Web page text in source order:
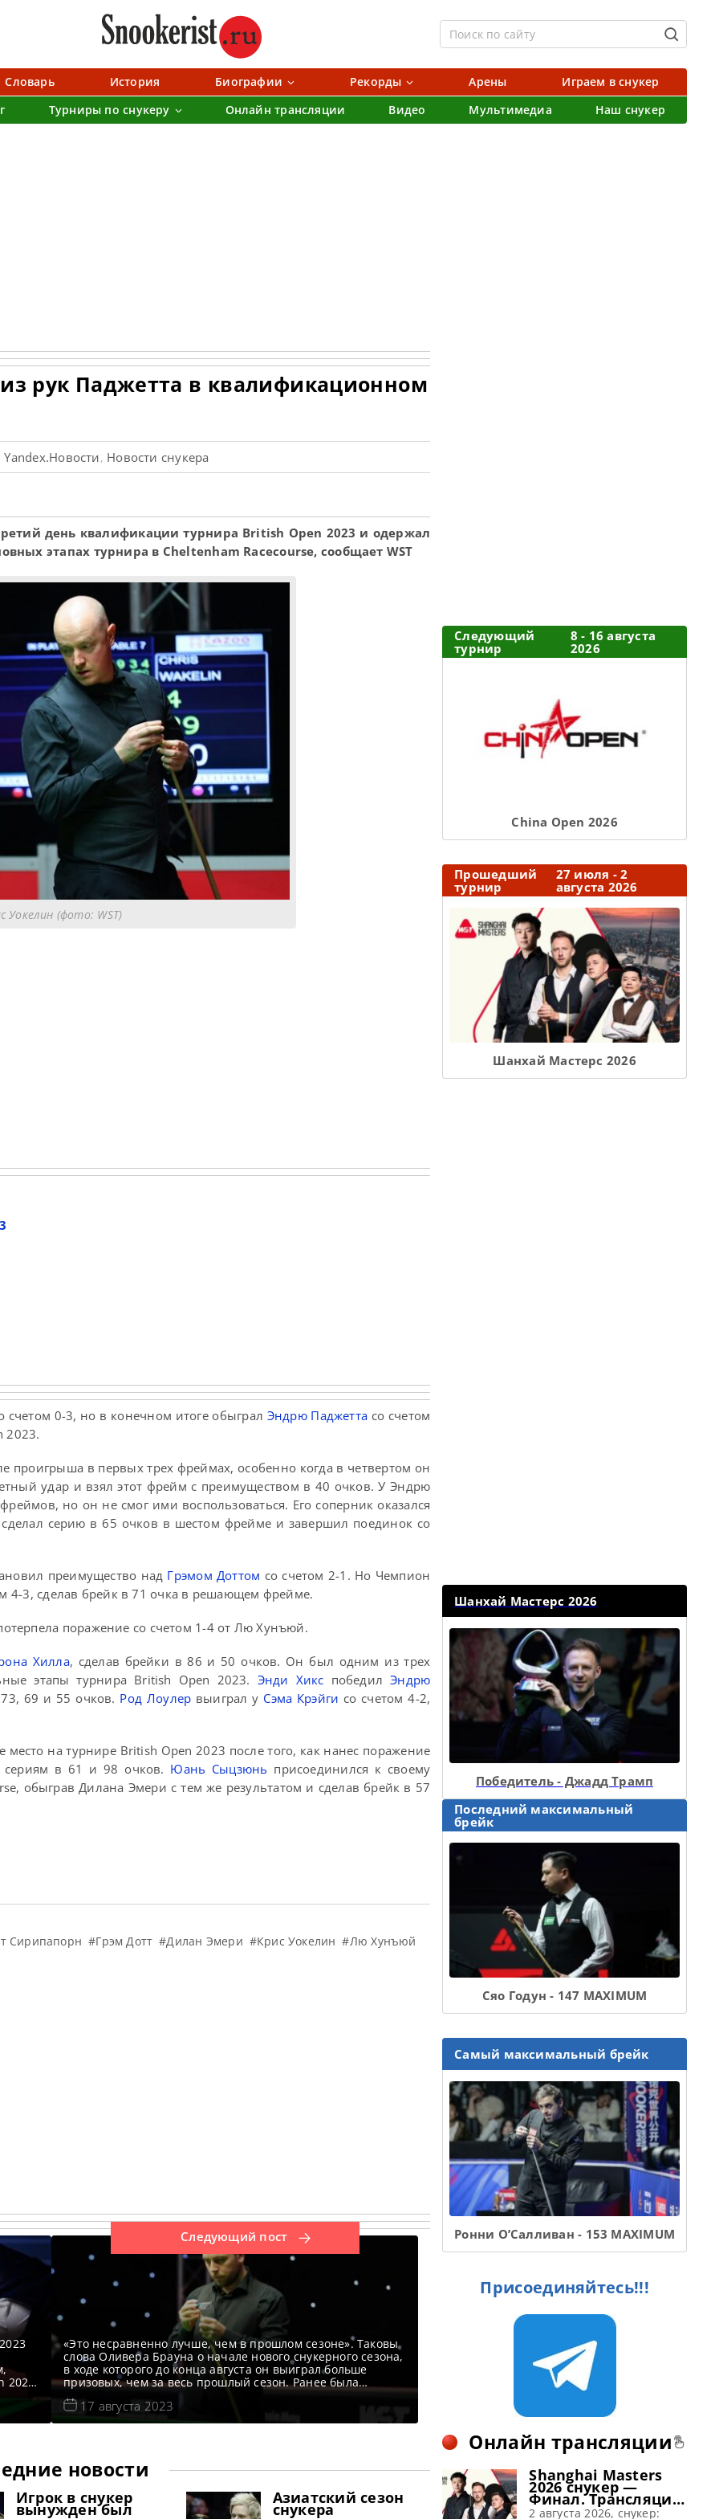
Словарь История Биографии Рекорды Арены
Играем в снукер
Турниры по снукеру Онлайн трансляции Видео Мультимедиа Наш снукер
рук Паджетта в квалификационном
Yandex.Новости, Новости снукера
день квалификации турнира British Open 2023 и одержал
этапах турнира в Cheltenham Racecourse, сообщает WST
Уокелин (фото: WST)
счетом 0-3, но в конечном итоге обыграл Эндрю Паджетта со счетом
2023.
проигрыша в первых трех фреймах, особенно когда в четвертом он
удар и взял этот фрейм с преимуществом в 40 очков. У Эндрю
но он не смог ими воспользоваться. Его соперник оказался
серию в 65 очков в шестом фрейме и завершил поединок со
преимущество над Грэмом Доттом со счетом 2-1. Но Чемпион
4-3, сделав брейк в 71 очка в решающем фрейме.
поражение со счетом 1-4 от Лю Хунъюй.
Хилла, сделав брейки в 86 и 50 очков. Он был одним из трех
этапы турнира British Open 2023. Энди Хикс победилЭндрю
69 и 55 очков. Род Лоулер выиграл у Сэма Крэйги со счетом 4-2,
место на турнире British Open 2023 после того, как нанес поражение
сериям в 61 и 98 очков. Юань Сыцзюнь присоединился к своему
обыграв Дилана Эмери с тем же результатом и сделав брейк в 57
Сирипапорн #Грэм Дотт #Дилан Эмери #Крис Уокелин #Лю Хунъюй
2023
Следующий пост
«Это несравненно лучше, чем в прошлом сезоне». Таковы
слова Оливера Брауна о начале нового снукерного сезона,
в ходе которого до конца августа он выиграл больше
призовых, чем за весь прошлый сезон. Ранее была
действительно тяжелая кампания для новичка Брауна, в
которой он выиграл всего три матча, но после солидного
выступления в чемпионате лиги и побед
17 августа 2023
новости
Игрок в снукер
вынужден был
Азиатский сезон
снукера
Следующий
турнир
8 - 16 августа
2026
Сhina Open 2026
Прошедший
турнир
27 июля - 2
августа 2026
Шанхай Мастерс 2026
Шанхай Мастерс 2026
Победитель - Джадд Трамп
Последний максимальный
брейк
Сяо Годун - 147 MAXIMUM
Самый максимальный брейк
Ронни О’Салливан - 153 MAXIMUM
Присоединяйтесь!!!
Онлайн трансляции
Shanghai Masters
2026 снукер —
Финал. Трансляции
расписание
2 августа 2026, снукер: